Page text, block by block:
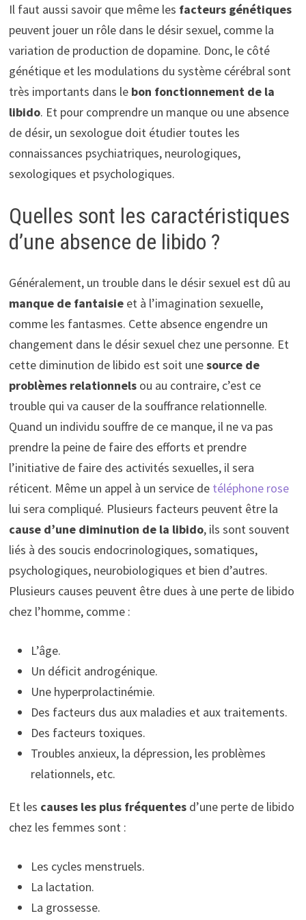
Il faut aussi savoir que même les facteurs génétiques
peuvent jouer un rôle dans le désir sexuel, comme la
variation de production de dopamine. Donc, le côté
génétique et les modulations du système cérébral sont
très importants dans lebon fonctionnement de la
libido. Et pour comprendre un manque ou une absence
de désir, un sexologue doit étudier toutes les
connaissances psychiatriques, neurologiques,
sexologiques et psychologiques.
Quelles sont les caractéristiques
d’une absence de libido ?
Généralement, un trouble dans le désir sexuel est dû au
manque de fantaisie et à l’imagination sexuelle,
comme les fantasmes. Cette absence engendre un
changement dans le désir sexuel chez une personne. Et
cette diminution de libido est soit unesource de
problèmes relationnels ou au contraire, c’est ce
trouble qui va causer de la souffrance relationnelle.
Quand un individu souffre de ce manque, il ne va pas
prendre la peine de faire des efforts et prendre
l’initiative de faire des activités sexuelles, il sera
réticent. Même un appel à un service de téléphone rose
lui sera compliqué. Plusieurs facteurs peuvent être la
cause d’une diminution de la libido, ils sont souvent
liés à des soucis endocrinologiques, somatiques,
psychologiques, neurobiologiques et bien d’autres.
Plusieurs causes peuvent être dues à une perte de libido
chez l’homme, comme :
L’âge.
Un déficit androgénique.
Une hyperprolactinémie.
Des facteurs dus aux maladies et aux traitements.
Des facteurs toxiques.
Troubles anxieux, la dépression, les problèmes
relationnels, etc.
Et les causes les plus fréquentesd’une perte de libido
chez les femmes sont :
Les cycles menstruels.
La lactation.
La grossesse.